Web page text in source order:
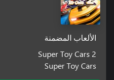
الألعاب المضمنة
Super Toy Cars 2
Super Toy Cars